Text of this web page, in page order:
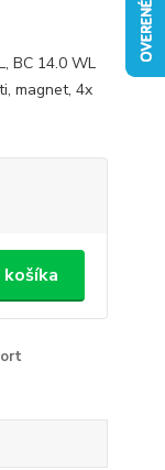
BC 14.0 WL
magnet, 4x